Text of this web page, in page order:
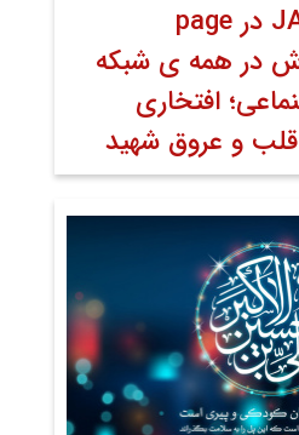
ست ژورنال JACC در page
در همه ى شبکه
افتخاری
قلب و عروق شهید
اول روابط عمومی